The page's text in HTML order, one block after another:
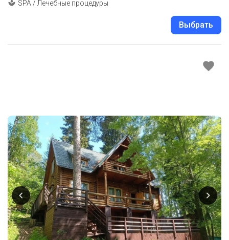
SPA / Лечебные процедуры
Выбрать